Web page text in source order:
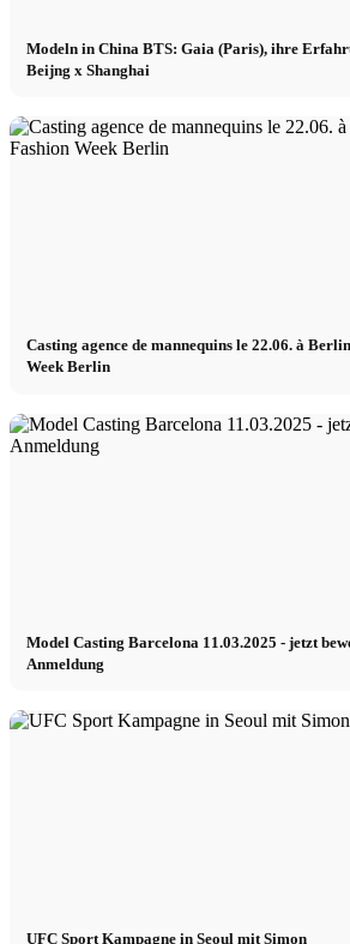
Modeln in China BTS: Gaia (Paris), ihre
Beijng x Shanghai
Casting agence de mannequins le 22.06. à
Week Berlin
Model Casting Barcelona 11.03.2025 - jetzt
Anmeldung
UFC Sport Kampagne in Seoul mit Simon